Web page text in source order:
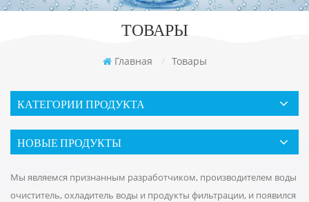
ТОВАРЫ
Главная / Товары
КАТЕГОРИИ ПРОДУКТА
НОВЫЕ ПРОДУКТЫ
Мы являемся признанным разработчиком, производителем воды
очиститель, охладитель воды и продукты фильтрации, и появился